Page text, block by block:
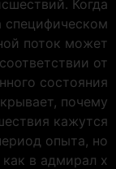
Когда
специфическом
поток может
от
состояния
почему
кажутся
опыта, но
в адмирал х.